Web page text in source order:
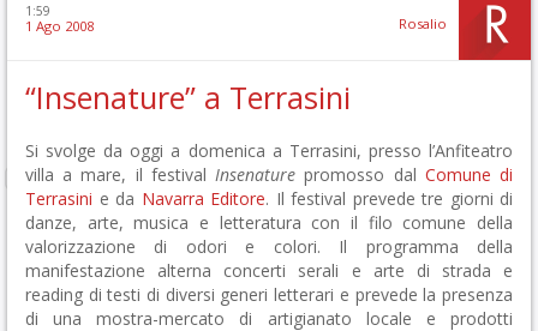
1:59
1 Ago 2008 Rosalio
“Insenature” a Terrasini
Si svolge da oggi a domenica a Terrasini, presso l’Anfiteatro
villa a mare, il festivalInsenature promosso dal Comune di
Terrasini e da Navarra Editore. Il festival prevede tre giorni di
danze, arte, musica e letteratura con il filo comune della
valorizzazione di odori e colori. Il programma della
manifestazione alterna concerti serali e arte di strada e
reading di testi di diversi generi letterari e prevede la presenza
di una mostra-mercato di artigianato locale e prodotti